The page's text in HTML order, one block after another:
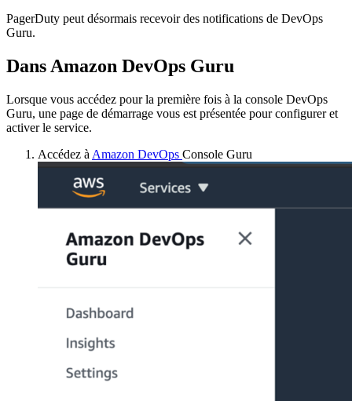
PagerDuty peut désormais recevoir des notifications de DevOps
Guru.
Dans Amazon DevOps Guru
Lorsque vous accédez pour la première fois à la console DevOps
Guru, une page de démarrage vous est présentée pour configurer et
activer le service.
Accédez à Amazon DevOps Console Guru